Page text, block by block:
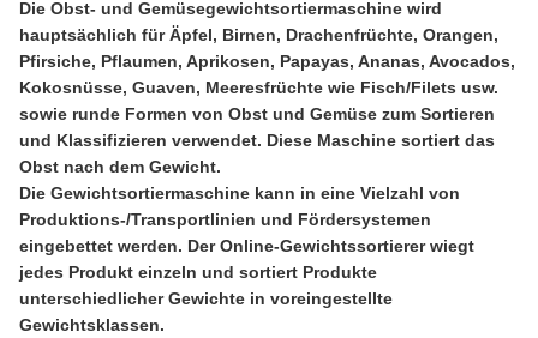
Die Obst- und Gemüsegewichtsortiermaschine wird
hauptsächlich für Äpfel, Birnen, Drachenfrüchte, Orangen,
Pfirsiche, Pflaumen, Aprikosen, Papayas, Ananas, Avocados,
Kokosnüsse, Guaven, Meeresfrüchte wie Fisch/Filets usw.
sowie runde Formen von Obst und Gemüse zum Sortieren
und Klassifizieren verwendet. Diese Maschine sortiert das
Obst nach dem Gewicht.
Die Gewichtsortiermaschine kann in eine Vielzahl von
Produktions-/Transportlinien und Fördersystemen
eingebettet werden. Der Online-Gewichtssortierer wiegt
jedes Produkt einzeln und sortiert Produkte
unterschiedlicher Gewichte in voreingestellte
Gewichtsklassen.